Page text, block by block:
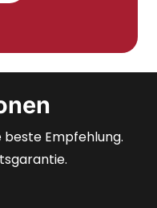
beste Empfehlung.